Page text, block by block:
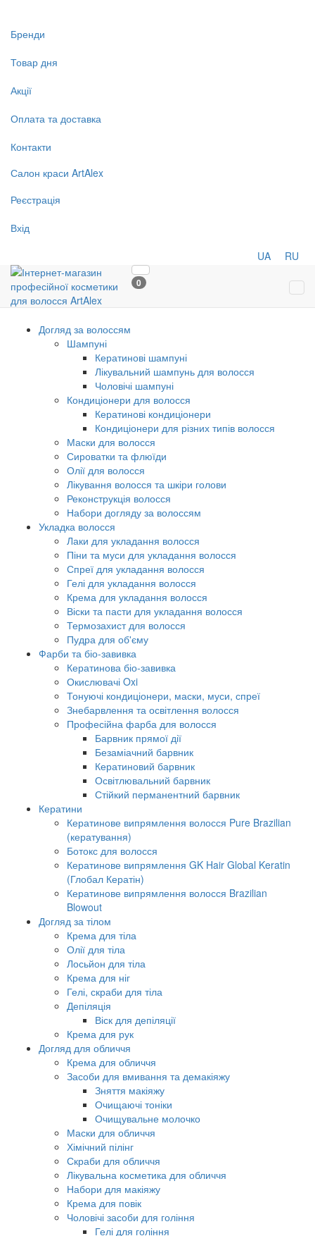
Бренди
Товар дня
Акції
Оплата та доставка
Контакти
Салон краси ArtAlex
Реєстрація
Вхід
UA RU
0
Догляд за волоссям
Шампуні
Кератинові шампуні
Лікувальний шампунь для волосся
Чоловічі шампуні
Кондиціонери для волосся
Кератинові кондиціонери
Кондиціонери для різних типів волосся
Маски для волосся
Сироватки та флюїди
Олії для волосся
Лікування волосся та шкіри голови
Реконструкція волосся
Набори догляду за волоссям
Укладка волосся
Лаки для укладання волосся
Піни та муси для укладання волосся
Спреї для укладання волосся
Гелі для укладання волосся
Крема для укладання волосся
Віски та пасти для укладання волосся
Термозахист для волосся
Пудра для об'єму
Фарби та біо-завивка
Кератинова біо-завивка
Окислювачі Oxi
Тонуючі кондиціонери, маски, муси, спреї
Знебарвлення та освітлення волосся
Професійна фарба для волосся
Барвник прямої дії
Безаміачний барвник
Кератиновий барвник
Освітлювальний барвник
Стійкий перманентний барвник
Кератини
Кератинове випрямлення волосся Pure Brazilian
(кератування)
Ботокс для волосся
Кератинове випрямлення GK Hair Global Keratin
(Глобал Кератін)
Кератинове випрямлення волосся Brazilian
Blowout
Догляд за тілом
Крема для тіла
Олії для тіла
Лосьйон для тіла
Крема для ніг
Гелі, скраби для тіла
Депіляція
Віск для депіляції
Крема для рук
Догляд для обличчя
Крема для обличчя
Засоби для вмивання та демакіяжу
Зняття макіяжу
Очищаючі тоніки
Очищувальне молочко
Маски для обличчя
Хімічний пілінг
Скраби для обличчя
Лікувальна косметика для обличчя
Набори для макіяжу
Крема для повік
Чоловічі засоби для гоління
Гелі для гоління